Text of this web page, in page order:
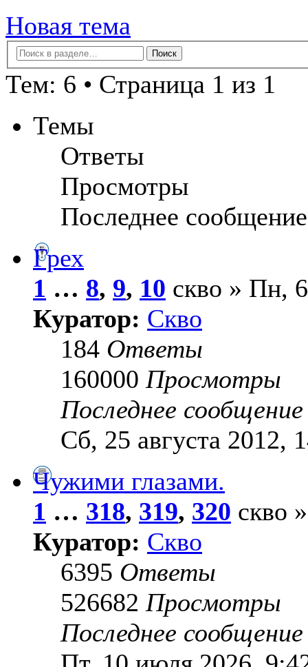
Новая тема
Тем: 6 • Страница 1 из 1
Темы
Ответы
Просмотры
Последнее сообщение
Грех
1 … 8, 9, 10 скво » Пн,
Куратор: Скво
184 Ответы
160000 Просмотры
Последнее
Сб, 25 августа 2012,
Чужими глазами.
1 … 318, 319, 320 скво
Куратор: Скво
6395 Ответы
526682 Просмотры
Последнее